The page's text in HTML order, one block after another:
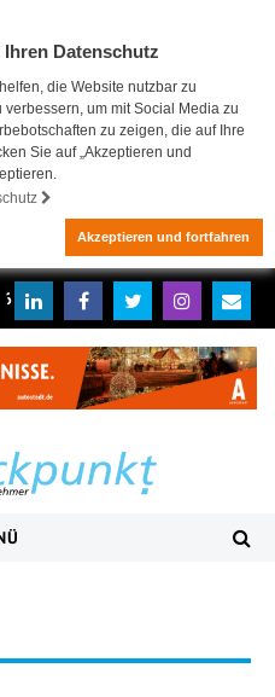
Datenschutz
die Website nutzbar zu
um mit Social Media zu
zu zeigen, die auf Ihre
Sie auf „Akzeptieren und
Akzeptieren und fortfahren